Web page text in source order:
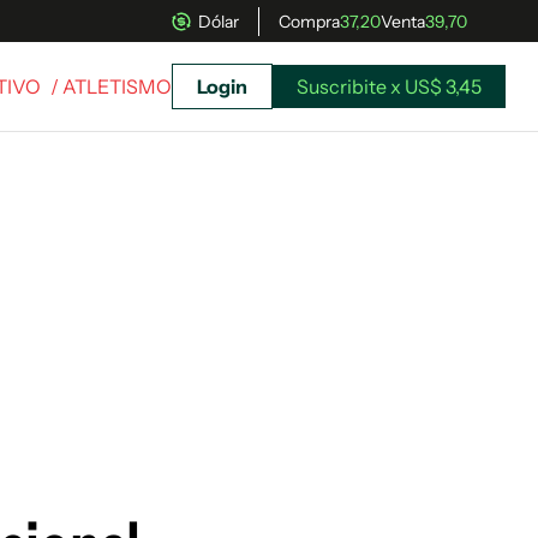
Dólar Compra37,20Venta39,70
Suscribite x US$ 3,45
/ ATLETISMO Login Suscribite x US$ 3,45